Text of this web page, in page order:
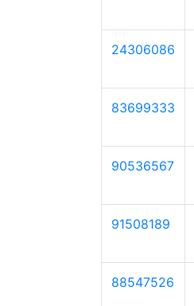
24306086
83699333
90536567
91508189
88547526